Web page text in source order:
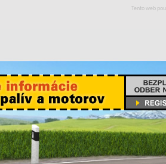
Tento web